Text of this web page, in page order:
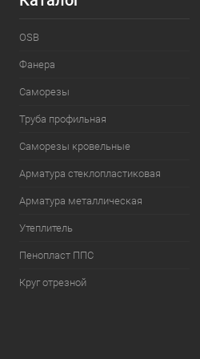
OSB
Фанера
Саморезы
Труба профильная
Саморезы кровельные
Арматура стеклопластиковая
Арматура металлическая
Утеплитель
Пенопласт ППС
Круг отрезной